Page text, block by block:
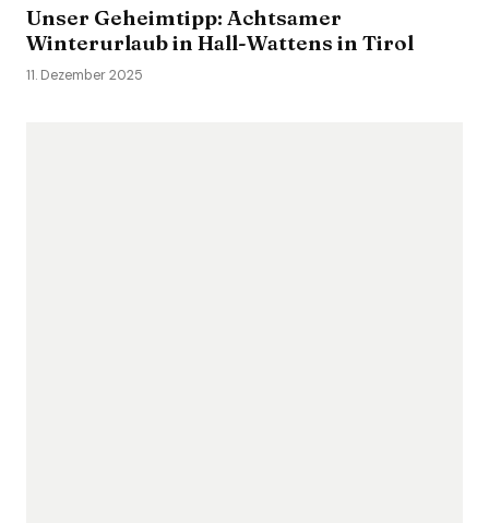
Unser Geheimtipp: Achtsamer
Winterurlaub in Hall-Wattens in Tirol
11. Dezember 2025